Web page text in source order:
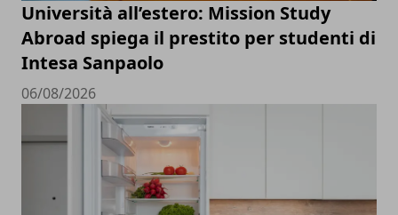
Università all’estero: Mission Study
Abroad spiega il prestito per studenti di
Intesa Sanpaolo
06/08/2026